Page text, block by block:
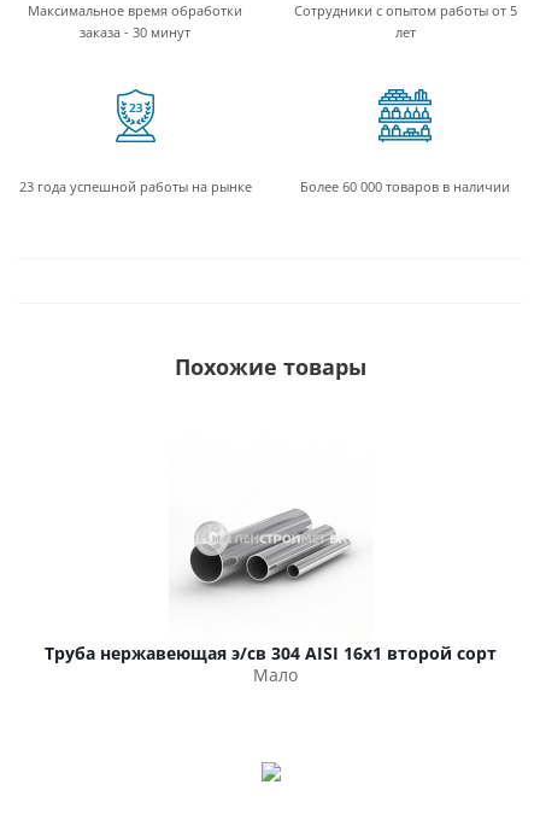
Максимальное время обработки
заказа - 30 минут
Сотрудники с опытом работы от 5
лет
23 года успешной работы на рынке Более 60 000 товаров в наличии
Похожие товары
Труба нержавеющая э/св 304 AISI 16х1 второй сорт
Мало